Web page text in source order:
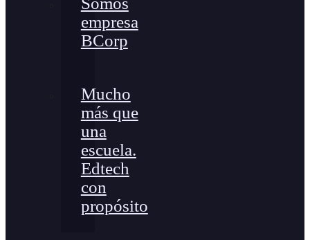
empresa
BCorp
Mucho
más que
una
escuela.
Edtech
con
propósito